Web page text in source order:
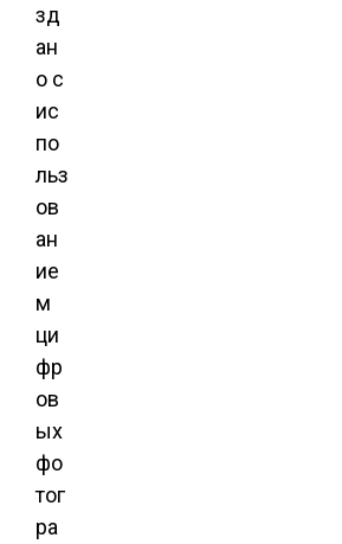
зд
ан
о с
ис
по
льз
ов
ан
ие
м
ци
фр
ов
ых
фо
тог
ра